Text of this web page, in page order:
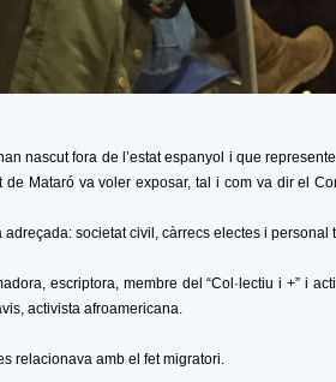
nascut fora de l’estat espanyol i que
Mataró va voler exposar, tal i com va dir el
societat civil, càrrecs electes i personal
escriptora, membre del “Col·lectiu i +” i
activista afroamericana.
relacionava amb el fet migratori.